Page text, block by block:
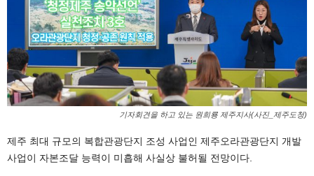
기자회견을 하고 있는 원희룡 제주지사(사진_제주도청)
제주 최대 규모의 복합관광단지 조성 사업인 제주오라관광단지 개발
사업이 자본조달 능력이 미흡해 사실상 불허될 전망이다.